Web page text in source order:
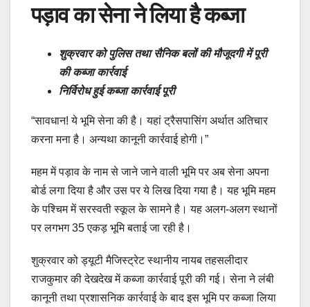
पड़ाव का सेना ने लिया है कब्जा
शुक्रवार को पुलिस तथा सैनिक बलों की मौजूदगी में पूरी
की कब्जा कार्रवाई
निर्विरोध हुई कब्जा कार्रवाई पूरी
“सावधान! ये भूमि सेना की है। यहां ट्रैसपासिंग अर्थात अतिचार
करना मना है। अन्यथा कानूनी कार्रवाई होगी।”
महम में पड़ाव के नाम से जाने जाने वाली भूमि पर अब सेना अपना
बोर्ड लगा दिया है और उस पर ये लिख दिया गया है। यह भूमि महम
के पश्चिम में सरस्वती स्कूल के सामने है। यह अलग-अलग स्थानों
पर लगभग 35 एकड़ भूमि बताई जा रही है।
शुक्रवार को ड्यूटी मैजिस्ट्रेट स्थानीय नायब तहसलीदार
राजकुमार की देखदेख में कब्जा कार्रवाई पूरी की गई। सेना ने लंबी
कानूनी तथा प्रशासनिक कार्रवाई के बाद इस भूमि पर कब्जा लिया